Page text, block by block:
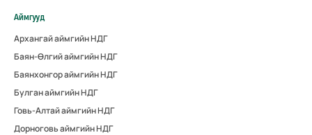
Аймгууд
Архангай аймгийн НДГ
Баян-Өлгий аймгийн НДГ
Баянхонгор аймгийн НДГ
Булган аймгийн НДГ
Говь-Алтай аймгийн НДГ
Дорноговь аймгийн НДГ